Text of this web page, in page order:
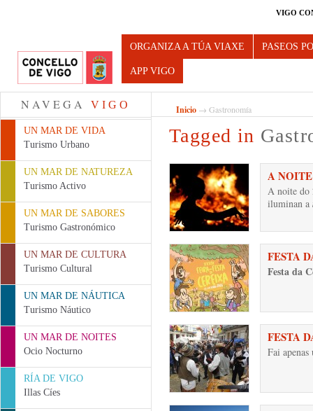
VIGO
Turismo de Vigo
ORGANIZA A TÚA VIAXE PASEOS
APP VIGO
NAVEGA VIGO
UN MAR DE VIDA
Turismo Urbano
UN MAR DE NATUREZA
Turismo Activo
UN MAR DE SABORES
Turismo Gastronómico
UN MAR DE CULTURA
Turismo Cultural
UN MAR DE NÁUTICA
Turismo Náutico
UN MAR DE NOITES
Ocio Nocturno
RÍA DE VIGO
Illas Cíes
Inicio → Gastronomía
Tagged in
A
A noite do
iluminan a
FESTA
Festa da
FESTA
Fai